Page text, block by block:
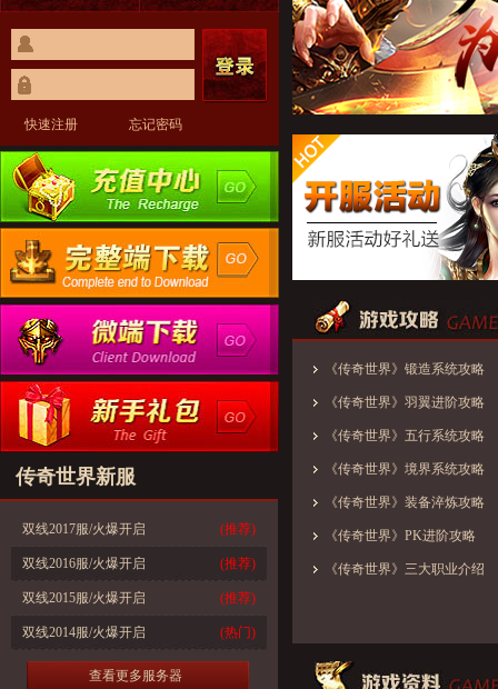
快速注册 忘记密码
传奇世界新服
双线2017服/火爆开启 (推荐)
双线2016服/火爆开启 (推荐)
双线2015服/火爆开启 (推荐)
双线2014服/火爆开启 (热门)
查看更多服务器
《传奇世界》锻造系统攻略
《传奇世界》羽翼进阶攻略
《传奇世界》五行系统攻略
《传奇世界》境界系统攻略
《传奇世界》装备淬炼攻略
《传奇世界》PK进阶攻略
《传奇世界》三大职业介绍